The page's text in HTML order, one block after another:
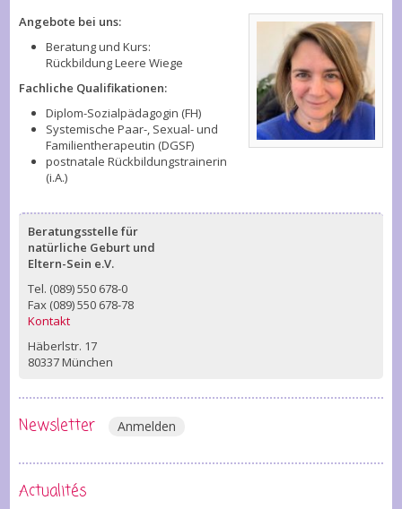
Angebote bei uns:
Beratung und Kurs:
Rückbildung Leere Wiege
Fachliche Qualifikationen:
Diplom-Sozialpädagogin (FH)
Systemische Paar-, Sexual- und
Familientherapeutin (DGSF)
postnatale Rückbildungstrainerin
(i.A.)
Beratungsstelle für
natürliche Geburt und
Eltern-Sein e.V.
Tel. (089) 550 678-0
Fax (089) 550 678-78
Kontakt
Häberlstr. 17
80337 München
Newsletter Anmelden
Actualités